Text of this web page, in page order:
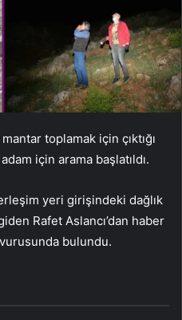
toplamak için çıktığı
için arama başlatıldı.
yeri girişindeki dağlık
Rafet Aslancı’dan haber
bulundu.